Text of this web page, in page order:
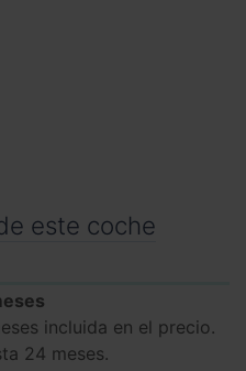
este coche
incluida en el precio.
24 meses.